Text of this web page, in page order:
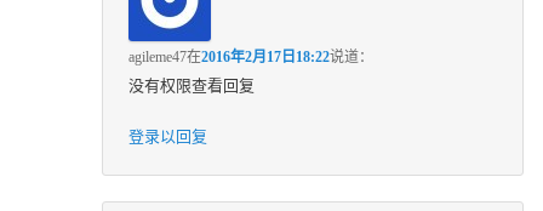
agileme47在2016年2月17日18:22说道：
没有权限查看回复
登录以回复